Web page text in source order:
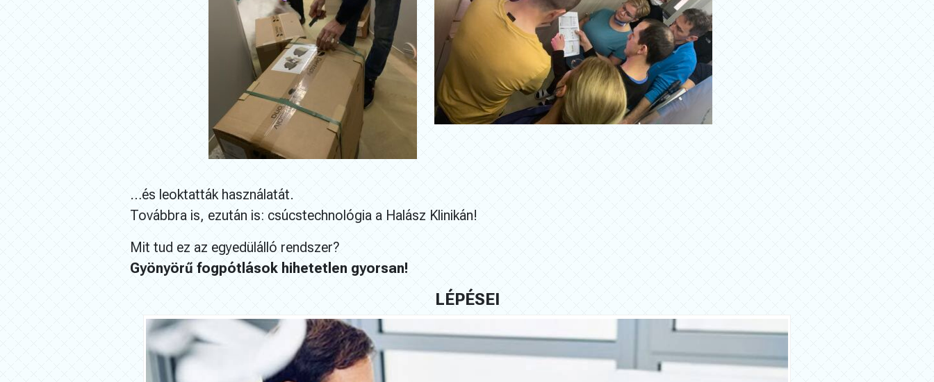
…és leoktatták használatát.
Továbbra is, ezután is: csúcstechnológia a Halász Klinikán!
Mit tud ez az egyedülálló rendszer?
Gyönyörű fogpótlások hihetetlen gyorsan!
LÉPÉSEI